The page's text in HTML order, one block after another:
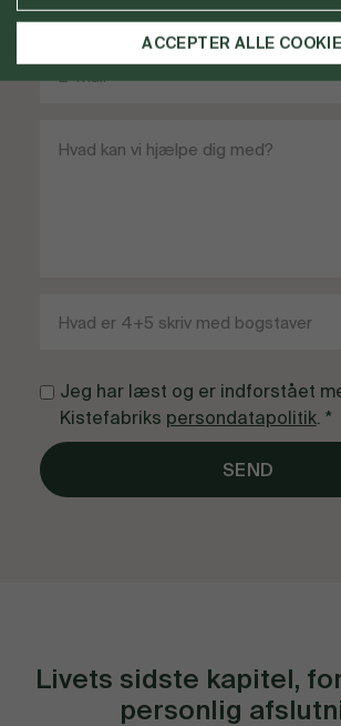
Jeg har læst og er indforstået
Kistefabriks persondatapolitik. *
Livets sidste kapitel,
personlig
ACCEPTER ALLE